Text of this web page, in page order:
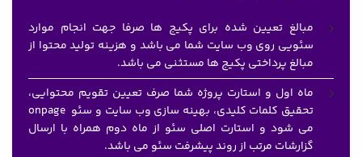
مبالغ تعیین شده برای پکیج ها صرفا جهت انجام موارد
سئویی روی وب سایت شما می باشد و هزینه تولید محتوا از
مبالغ پرداختی پکیج ها مستثنی می باشد.
ماه اول و استارت پروژه شما صرف تعیین تقویم محتوایی،
تحقیق کلمات کلیدی، بهینه سازی وب سایت و سئو onpage
می شود و استارت اصلی سئو از ماه دوم همراه با ارسال
گزارشات مرتب از روند پیشرفت سئو می باشد.